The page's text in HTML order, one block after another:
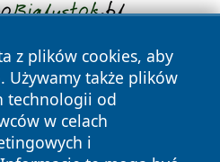
z plików cookies, aby
Używamy także plików
technologii od
w celach
i